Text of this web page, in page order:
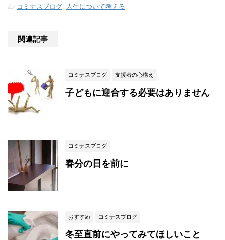
-コミナスブログ 人生について考える
関連記事
コミナスブログ 支援者の心構え
子どもに迎合する必要はありません
コミナスブログ
春分の日を前に
おすすめ コミナスブログ
冬至直前にやってみてほしいこと